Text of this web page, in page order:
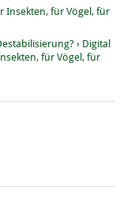
Insekten, für Vögel, für
› Digital
für Vögel, für